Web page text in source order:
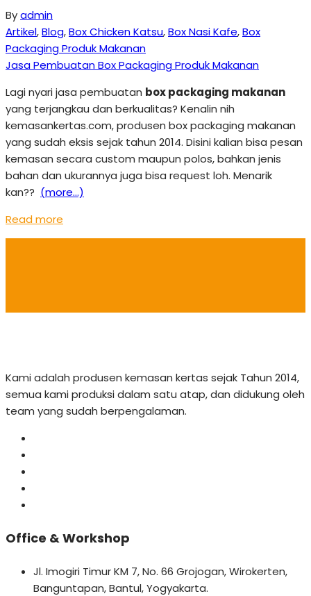
Byadmin
Artikel,Blog,Box Chicken Katsu,Box Nasi Kafe,Box
Packaging Produk Makanan
Jasa Pembuatan Box Packaging Produk Makanan
Lagi nyari jasa pembuatan box packaging makanan
yang terjangkau dan berkualitas? Kenalin nih
kemasankertas.com, produsen box packaging makanan
yang sudah eksis sejak tahun 2014. Disini kalian bisa pesan
kemasan secara custom maupun polos, bahkan jenis
bahan dan ukurannya juga bisa request loh. Menarik
kan?? (more…)
Read more
Kami adalah produsen kemasan kertas sejak Tahun 2014,
semua kami produksi dalam satu atap, dan didukung oleh
team yang sudah berpengalaman.
Office & Workshop
Jl. Imogiri Timur KM 7, No. 66 Grojogan, Wirokerten,
Banguntapan, Bantul, Yogyakarta.